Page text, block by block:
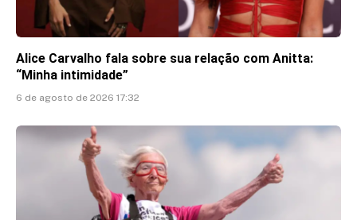
Alice Carvalho fala sobre sua relação com Anitta:
“Minha intimidade”
6 de agosto de 2026 17:32